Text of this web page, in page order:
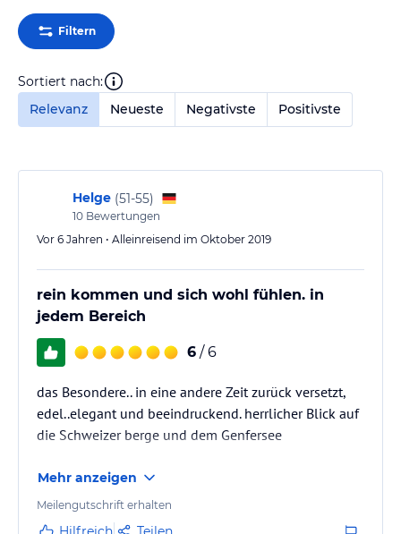
Filtern
Sortiert nach:
Relevanz
Neueste Negativste Positivste
Helge (51-55)
10 Bewertungen
Vor 6 Jahren • Alleinreisend im Oktober 2019
rein kommen und sich wohl fühlen. in
jedem Bereich
6 / 6
das Besondere.. in eine andere Zeit zurück versetzt,
edel..elegant und beeindruckend. herrlicher Blick auf
die Schweizer berge und dem Genfersee
Mehr anzeigen
Meilengutschrift erhalten